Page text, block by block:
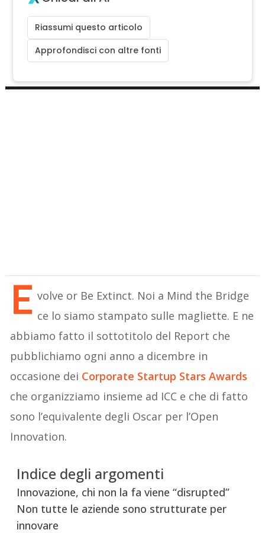
Riassumi questo articolo
Approfondisci con altre fonti
E volve or Be Extinct. Noi a Mind the Bridge
ce lo siamo stampato sulle magliette. E ne
abbiamo fatto il sottotitolo del Report che
pubblichiamo ogni anno a dicembre in
occasione dei Corporate Startup Stars Awards
che organizziamo insieme ad ICC e che di fatto
sono l’equivalente degli Oscar per l’Open
Innovation.
Indice degli argomenti
Innovazione, chi non la fa viene “disrupted”
Non tutte le aziende sono strutturate per
innovare